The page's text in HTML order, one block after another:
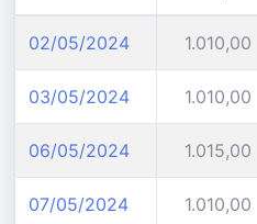
02/05/2024 1.010,00
03/05/2024 1.010,00
06/05/2024 1.015,00
07/05/2024 1.010,00